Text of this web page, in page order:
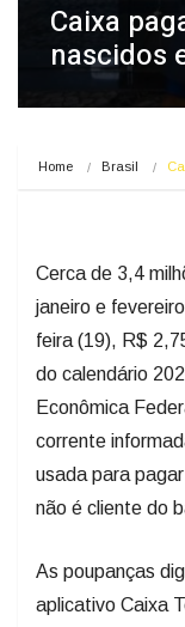
Caixa
nascidos
Home Brasil
Cerca de 3,4
janeiro e
feira (19), R$
do calendário
Econômica
corrente
usada para
não é cliente do
As poupanças
aplicativo Caixa